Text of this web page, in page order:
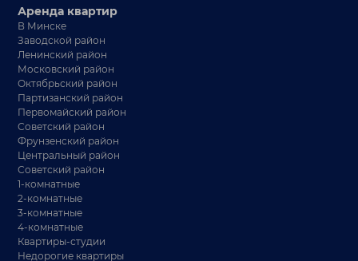
Аренда квартир
В Минске
Заводской район
Ленинский район
Московский район
Октябрьский район
Партизанский район
Первомайский район
Советский район
Фрунзенский район
Центральный район
Советский район
1-комнатные
2-комнатные
3-комнатные
4-комнатные
Квартиры-студии
Недорогие квартиры